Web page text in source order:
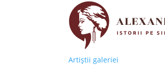
Artiştii galeriei